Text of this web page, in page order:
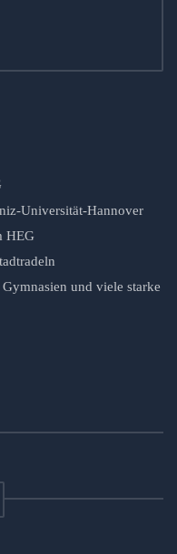
Universität-Hannover
HEG
und viele starke